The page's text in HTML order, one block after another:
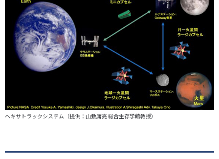
ヘキサトラックシステム（提供：山敷庸亮 総合生存学館教授）